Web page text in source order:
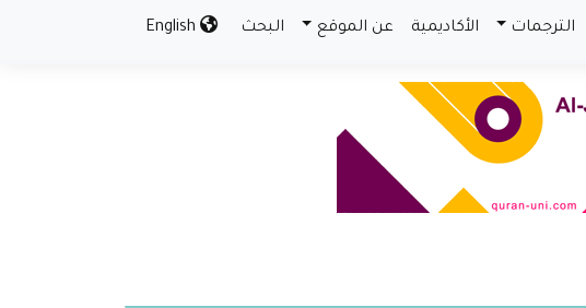
الترجمات الأكاديمية عن الموقع البحث